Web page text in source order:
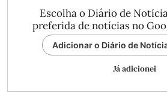
Escolha o Diário de
preferida de notícias no
Adicionar o Diário de
Já adicionei